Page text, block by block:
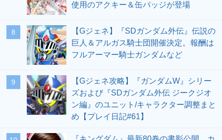
使用のアクキー＆缶バッジが登場
8
【Gジェネ】『SDガンダム外伝』伝説の
巨人＆アルガス騎士団開催決定。報酬は
フルアーマー騎士ガンダムなど
9
【Gジェネ攻略】『ガンダムW』シリー
ズおよび『SDガンダム外伝 ジークジオ
ン編』のユニット/キャラクター調整まと
め【プレイ日記#61】